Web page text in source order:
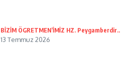
BİZİM ÖGRETMEN’İMİZ HZ. Peygamberdir..
13 Temmuz 2026